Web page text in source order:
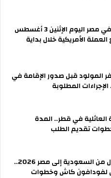
سعر الدولار في مصر اليوم الإثنين 3 أغسطس
العملة الأمريكية خلال بداية
المولود قبل صدور الإقامة في
المطلوبة
العائلية في قطر.. المدة
تقديم الطلب
تحويل الأموال من السعودية إلى مصر 2026..
لفودافون كاش وخطوات